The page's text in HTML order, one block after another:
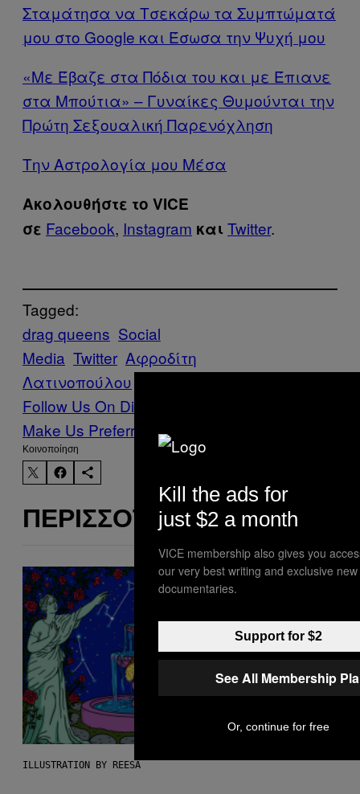
Σταμάτησα να Τσεκάρω τα Συμπτώματά
μου στο Google και Έσωσα την Ψυχή μου
«Με Έβαζε στα Πόδια του και με Έπιανε
στα Μπούτια» – Γυναίκες Θυμούνται την
Πρώτη Σεξουαλική Παρενόχληση
Την Αστρολογία μου Μέσα
Ακολουθήστε το VICE
σε Facebook, Instagram και Twitter.
Tagged:
drag queens Social
Media Twitter Αφροδίτη
Λατινοπούλου
Follow Us On Discover
Make Us Preferred In Top Stories
Kοινοποίηση
ΠΕΡΙΣΣΌΤΕΡΑ ΣΑΝ ΑΥΤΌ
ILLUSTRATION BY REESA
Kill the ads for
just $2 a month
VICE membership also gives you
our very best writing and exclusive new
documentaries.
Support for $2
See All Membership
Or, continue for free